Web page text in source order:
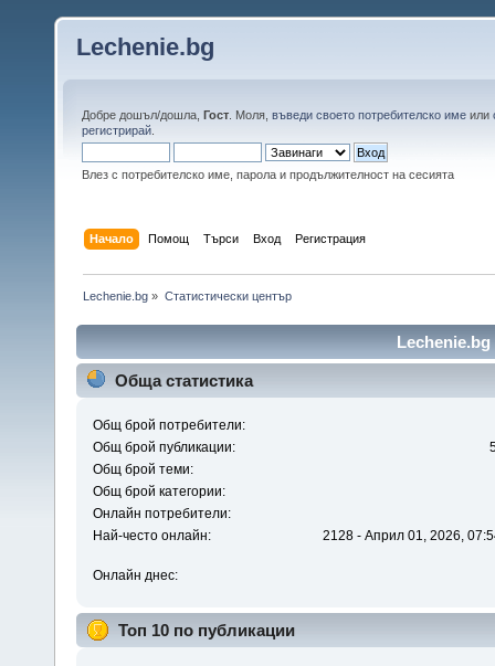
Lechenie.bg
Добре дошъл/дошла, Гост . Моля, въведи своето потребителско име или
регистрирай
Влез с потребителско име, парола и продължителност на сесията
Начало Помощ Търси Вход Регистрация
Lechenie.bg » Статистически център
Lechenie.bg
Обща статистика
Общ брой потребители:
Общ брой публикации:
Общ брой теми:
Общ брой категории:
Онлайн потребители:
Най-често онлайн:
2128 - Април 01, 2026,
Онлайн днес:
Топ 10 по публикации